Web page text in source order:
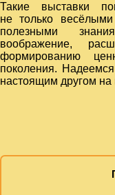
Такие выставки
не только
полезными
воображение,
формированию
поколения.
настоящим другом на